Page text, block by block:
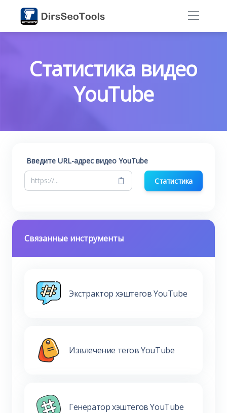
Статистика видео
YouTube
Введите URL-адрес видео YouTube
Статистика
Связанные инструменты
Экстрактор хэштегов YouTube
Извлечение тегов YouTube
Генератор хэштегов YouTube